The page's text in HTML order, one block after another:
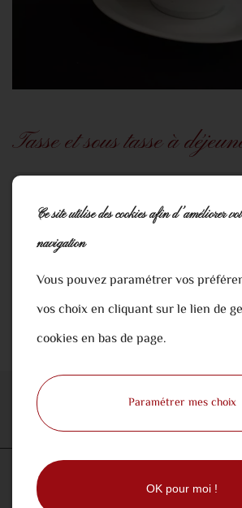
Tasse et sous tasse à
tasse
0,44 €
Ajouter au panier
Ce site utilise des cookies afin d’améliorer
navigation
Vous pouvez paramétrer vos
vos choix en cliquant sur le lien de
cookies en bas de page.
Paramétrer mes choix
OK pour moi !